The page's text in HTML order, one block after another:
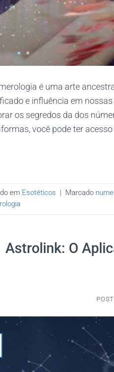
é uma arte
e influência em
os segredos da dos
você pode ter
em Esotéticos | Marcado
Astrolink: O